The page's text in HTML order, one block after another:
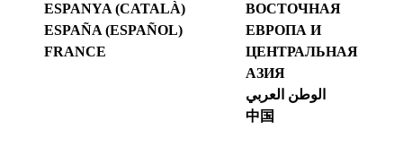
ESPANYA (CATALÀ)
ESPAÑA (ESPAÑOL)
FRANCE
ВОСТОЧНАЯ
ЕВРОПА И
ЦЕНТРАЛЬНАЯ
АЗИЯ
الوطن العربي
中国